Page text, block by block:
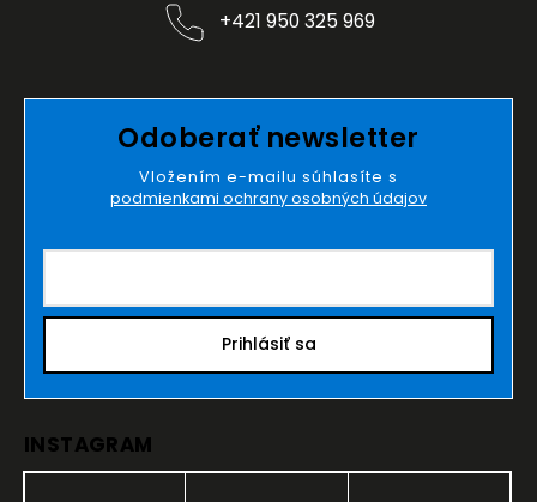
+421 950 325 969
Odoberať newsletter
Vložením e-mailu súhlasíte s
podmienkami ochrany osobných údajov
Prihlásiť sa
INSTAGRAM